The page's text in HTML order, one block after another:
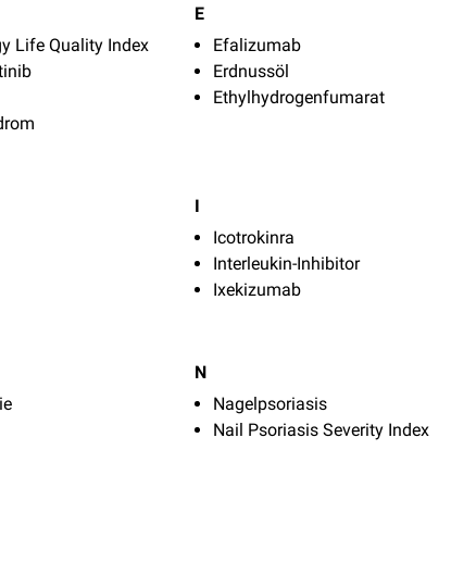
Life Quality Index
E
Efalizumab
Erdnussöl
Ethylhydrogenfumarat
I
Icotrokinra
Interleukin-Inhibitor
Ixekizumab
N
Nagelpsoriasis
Nail Psoriasis Severity Index